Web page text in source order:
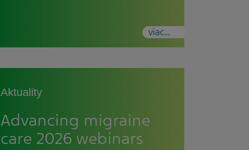
viac...
Aktuality
Advancing migraine
care 2026 webinars